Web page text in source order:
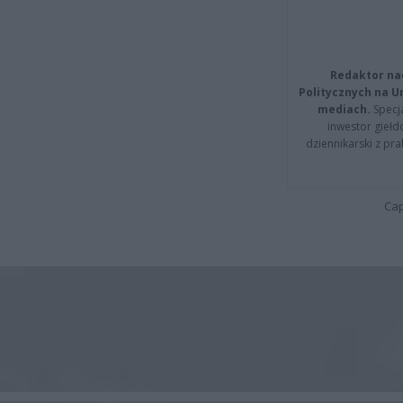
Redaktor
Politycznych na
mediach.
inwestor
dziennikarski z